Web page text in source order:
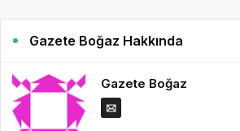
Gazete Boğaz Hakkında
Gazete Boğaz